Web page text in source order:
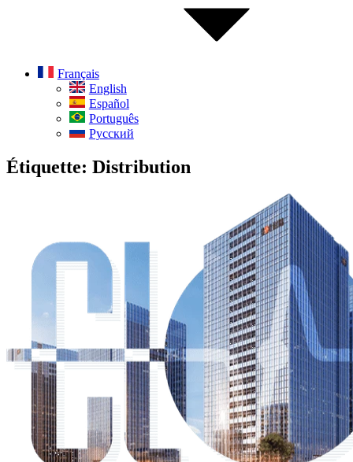
Français
English
Español
Português
Русский
Étiquette: Distribution